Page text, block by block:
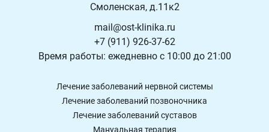
Смоленская, д.11к2
mail@ost-klinika.ru
+7 (911) 926-37-62
Время работы: ежедневно с 10:00 до 21:00
Лечение заболеваний нервной системы
Лечение заболеваний позвоночника
Лечение заболеваний суставов
Мануальная терапия